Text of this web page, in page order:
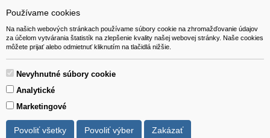
Používame cookies
Na našich webových stránkach používame súbory cookie na zhromažďovanie údajov
za účelom vytvárania štatistík na zlepšenie kvality našej webovej stránky. Naše cookies
môžete prijať alebo odmietnuť kliknutím na tlačidlá nižšie.
Nevyhnutné súbory cookie
Analytické
Marketingové
Povoliť všetky Povoliť výber Zakázať
ADRESA
VEST - tech s.r.o.
Hviezdoslavova 280/6, 965 01 Žiar nad Hronom
Slovakia (Slovak Republic)
Všetky ceny sú uvádzané vrátane DPH.